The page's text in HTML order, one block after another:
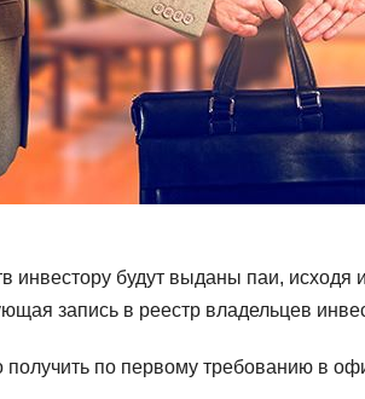
инвестору будут выданы паи, исходя
запись в реестр владельцев
получить по первому требованию в